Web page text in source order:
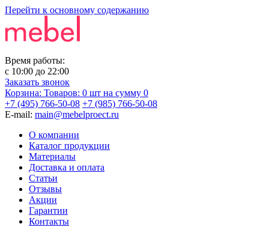
Перейти к основному содержанию
Время работы:
с 10:00 до 22:00
Заказать звонок
Корзина: Товаров: 0 шт на сумму 0
+7 (495) 766-50-08 +7 (985) 766-50-08
E-mail: main@mebelproect.ru
О компании
Каталог продукции
Материалы
Доставка и оплата
Статьи
Отзывы
Акции
Гарантии
Контакты